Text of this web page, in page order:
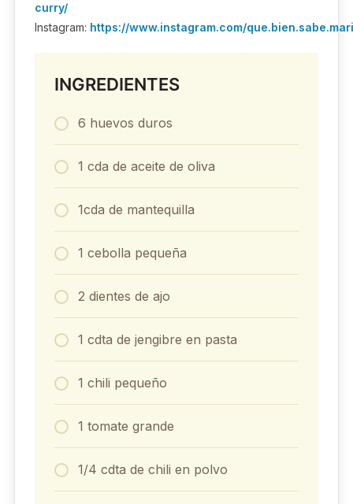
curry/
Instagram: https://www.instagram.com/
INGREDIENTES
6 huevos duros
1 cda de aceite de oliva
1cda de mantequilla
1 cebolla pequeña
2 dientes de ajo
1 cdta de jengibre en pasta
1 chili pequeño
1 tomate grande
1/4 cdta de chili en polvo